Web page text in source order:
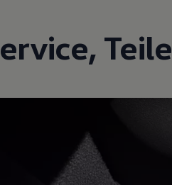
, Teile